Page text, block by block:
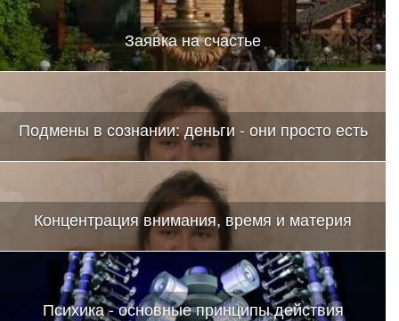
Заявка на счастье
Подмены в сознании: деньги - они просто есть
Концентрация внимания, время и материя
Психика - основные принципы действия